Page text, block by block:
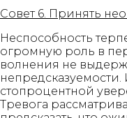
Совет 6. Принять
Неспособность
огромную роль в
волнения не
стопроцентной
Тревога